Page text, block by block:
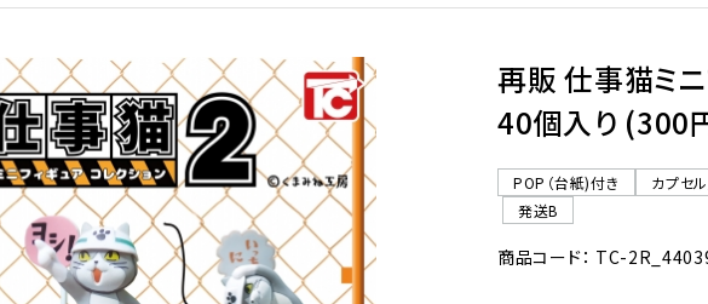
再販 仕事猫ミ
40個入り (300
POP（台紙)付き
カプセ
発送B
商品コード： TC-